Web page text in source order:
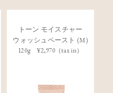
トーン モイスチャー
ウォッシュペースト (M)
120g ¥2,970（tax in）